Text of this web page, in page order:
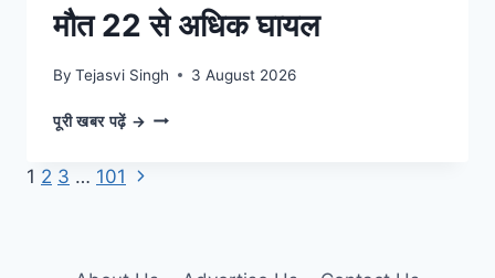
मौत 22 से अधिक घायल
By Tejasvi Singh 3 August 2026
पूरी खबर पढ़ें → पाकिस्तान
Page
1 2 3 … 101 Next